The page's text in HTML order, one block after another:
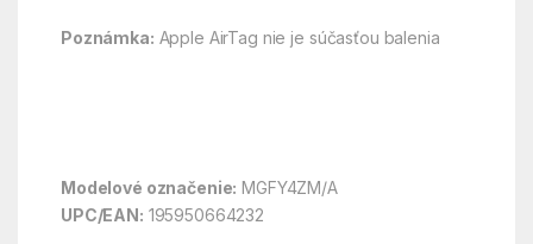
Poznámka: Apple AirTag nie je súčasťou balenia
Modelové označenie: MGFY4ZM/A
UPC/EAN: 195950664232